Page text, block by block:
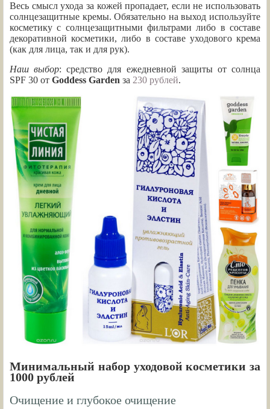
Весь смысл ухода за кожей пропадает, если не использовать
солнцезащитные кремы. Обязательно на выход используйте
косметику с солнцезащитными фильтрами либо в составе
декоративной косметики, либо в составе уходового крема
(как для лица, так и для рук).
Наш выбор: средство для ежедневной защиты от солнца
SPF 30 от Goddess Garden за 230 рублей.
Минимальный набор уходовой косметики за
1000 рублей
Очищение и глубокое очищение